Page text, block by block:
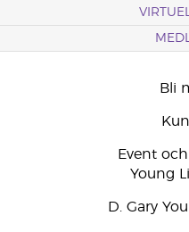
Bli
Event
Young
D. Gary